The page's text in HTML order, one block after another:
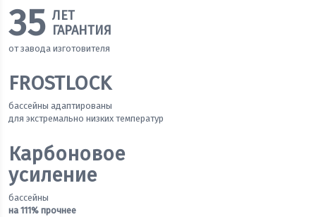
35 ЛЕТ
ГАРАНТИЯ
от завода изготовителя
FROSTLOCK
бассейны адаптированы
для экстремально низких температур
Карбоновое
усиление
бассейны
на 111% прочнее